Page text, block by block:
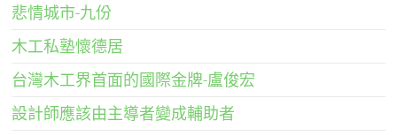
悲情城市-九份
木工私塾懷德居
台灣木工界首面的國際金牌-盧俊宏
設計師應該由主導者變成輔助者